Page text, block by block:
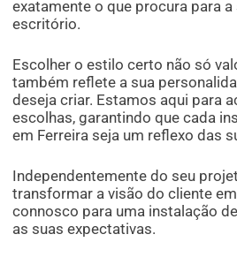
exatamente o que procura para a
escritório.
Escolher o estilo certo não só
também reflete a sua
deseja criar. Estamos aqui para
escolhas, garantindo que cada
em Ferreira seja um reflexo das
Independentemente do seu
transformar a visão do cliente
connosco para uma instalação
as suas expectativas.